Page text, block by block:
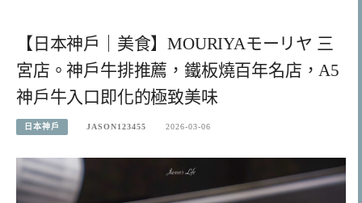
【日本神戶｜美食】MOURIYAモーリヤ 三
宮店。神戶牛排推薦，鐵板燒百年名店，A5
神戶牛入口即化的極致美味
日本神戶 JASON123455 2026-03-06